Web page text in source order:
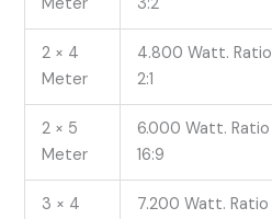
2 × 4
Meter
4.800 Watt. Ratio
2:1
2 × 5
Meter
6.000 Watt. Ratio
16:9
3 × 4
7.200 Watt. Ratio